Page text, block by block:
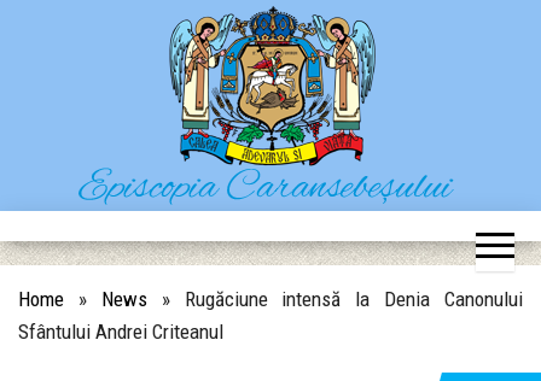
Episcopia Caransebeșului
Situl oficial al Episcopiei Caransebeșului
Home » News» Rugăciune intensă la Denia Canonului
Sfântului Andrei Criteanul